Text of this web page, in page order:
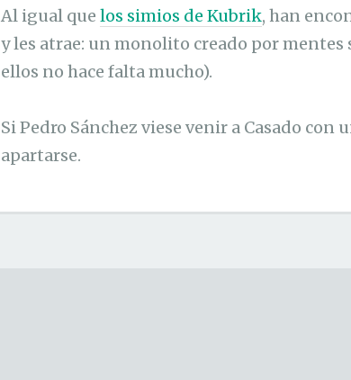
Al igual que los simios de Kubrik, han
y les atrae: un monolito creado por mentes
ellos no hace falta mucho).
Si Pedro Sánchez viese venir a Casado
apartarse.